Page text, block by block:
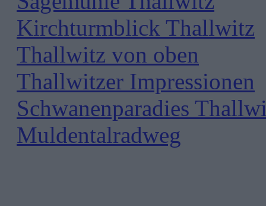
Kirchturmblick Thallwitz
Thallwitz von oben
Thallwitzer Impressionen
Schwanenparadies
Muldentalradweg